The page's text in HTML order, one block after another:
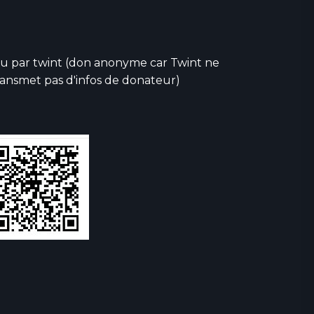
par twint (don anonyme car Twint ne
pas d'infos de donateur)